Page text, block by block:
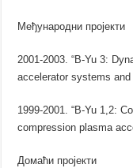
Међународни пројекти
2001-2003. “B-Yu 3:
accelerator systems
1999-2001. “B-Yu 1,2:
compression plasma
Домаћи пројекти